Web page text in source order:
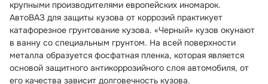
крупными производителями европейских иномарок.
АвтоВАЗ для защиты кузова от коррозий практикует
катафорезное грунтование кузова. «Черный» кузов окунают
в ванну со специальным грунтом. На всей поверхности
металла образуется фосфатная пленка, которая является
основой защитного антикоррозийного слоя автомобиля, от
его качества зависит долговечность кузова.